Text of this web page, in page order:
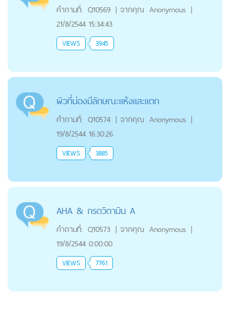
คำถามที่: Q10569 | จากคุณ Anonymous |
21/8/2544 15:34:43
VIEWS 3945
ผิวที่น่องมีลักษณะแห้งและแตก
คำถามที่: Q10574 | จากคุณ Anonymous |
19/8/2544 16:30:26
VIEWS 3885
AHA & กรดวิตามิน A
คำถามที่: Q10573 | จากคุณ Anonymous |
19/8/2544 0:00:00
VIEWS 7761